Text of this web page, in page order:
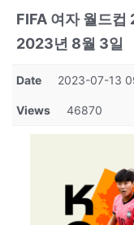
FIFA 여자 월드
2023년 8월 3일
Date 2023-07-13
Views 46870